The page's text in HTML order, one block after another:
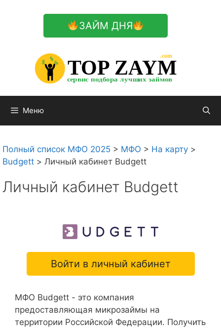
ЗАЙМ ДНЯ
TOP ZAYM
сервис подбора лучших займов
.com
$
$
$
Меню
Полный список МФО 2025 > МФО > На карту >
Budgett > Личный кабинет Budgett
Личный кабинет Budgett
Войти в личный кабинет
МФО Budgett - это компания
предоставляющая микрозаймы на
территории Российской Федерации. Получить